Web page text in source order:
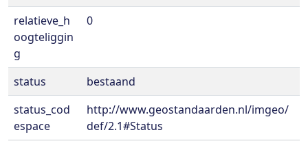
relatieve_h
oogteliggin
g
0
status
bestaand
status_cod
espace
http://www.geostandaarden.nl/imgeo/
def/2.1#Status